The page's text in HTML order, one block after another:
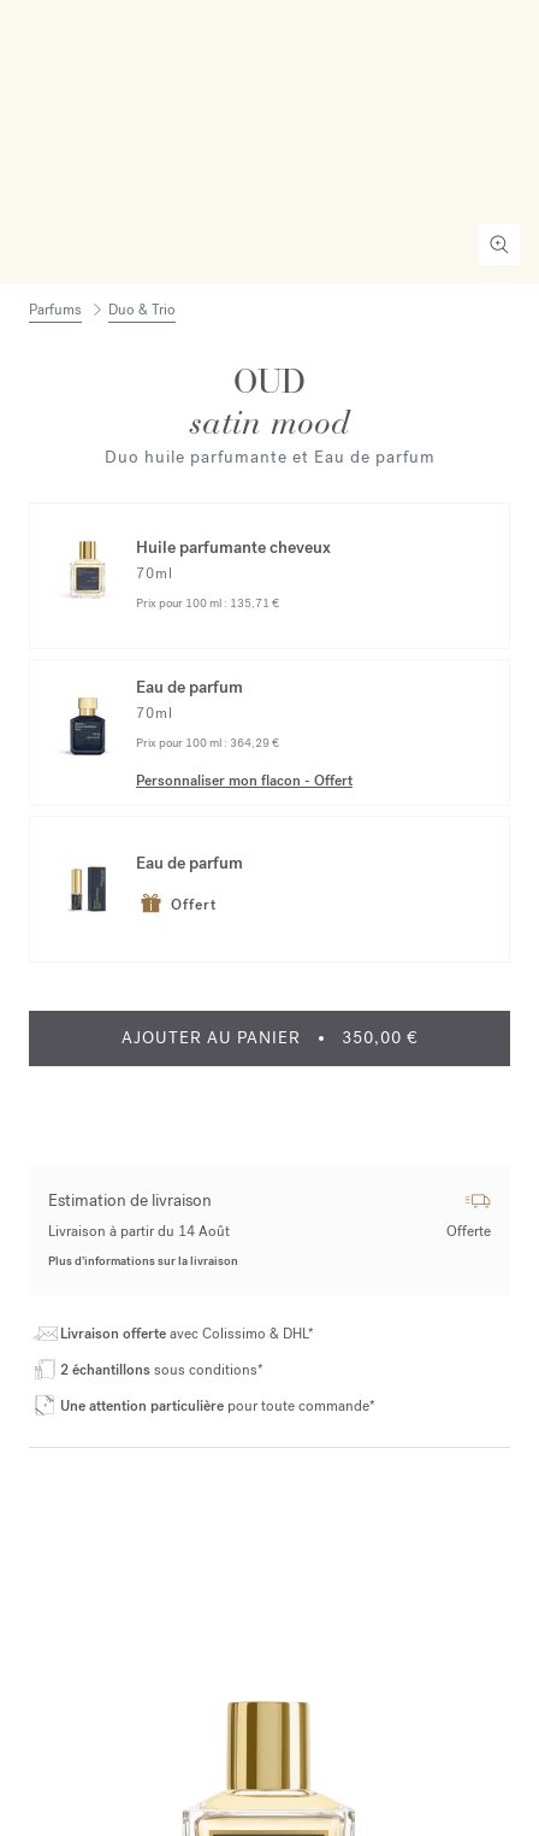
Parfums Duo & Trio
OUD
satin mood
Duo huile parfumante et Eau de parfum
Huile parfumante cheveux
70ml
Prix pour 100 ml : 135,71 €
Eau de parfum
70ml
Prix pour 100 ml : 364,29 €
Personnaliser mon flacon - Offert
Eau de parfum
Offert
AJOUTER AU PANIER 350,00 €
Estimation de livraison
Livraison à partir du 14 Août Offerte
Plus d’informations sur la livraison
Livraison offerteavec Colissimo & DHL*
2 échantillonssous conditions*
Une attention particulière pour toute commande*